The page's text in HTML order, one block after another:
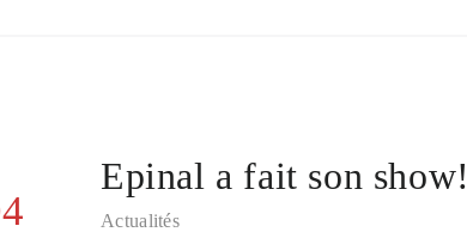
Epinal a fait son show!
Actualités